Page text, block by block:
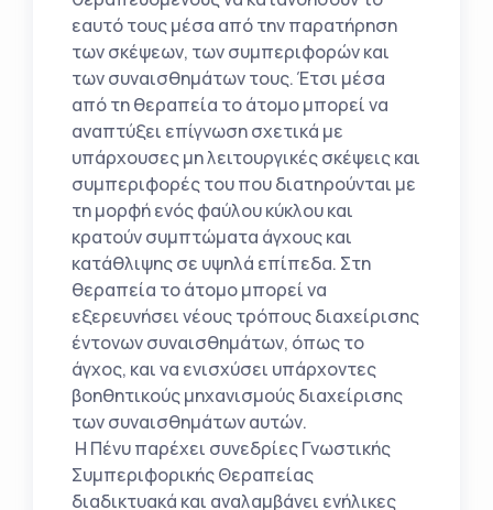
εαυτό τους μέσα από την παρατήρηση
των σκέψεων, των συμπεριφορών και
των συναισθημάτων τους. Έτσι μέσα
από τη θεραπεία το άτομο μπορεί να
αναπτύξει επίγνωση σχετικά με
υπάρχουσες μη λειτουργικές σκέψεις και
συμπεριφορές του που διατηρούνται με
τη μορφή ενός φαύλου κύκλου και
κρατούν συμπτώματα άγχους και
κατάθλιψης σε υψηλά επίπεδα. Στη
θεραπεία το άτομο μπορεί να
εξερευνήσει νέους τρόπους διαχείρισης
έντονων συναισθημάτων, όπως το
άγχος, και να ενισχύσει υπάρχοντες
βοηθητικούς μηχανισμούς διαχείρισης
των συναισθημάτων αυτών.
Η Πένυ παρέχει συνεδρίες Γνωστικής
Συμπεριφορικής Θεραπείας
διαδικτυακά και αναλαμβάνει ενήλικες